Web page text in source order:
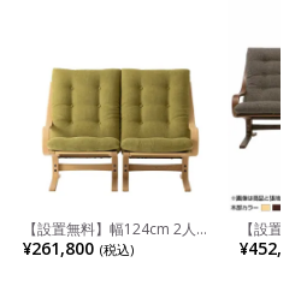
【設置無料】幅124cm 2人掛
け 冨士ファニチア Agio ソフ
ァ 布張り 成形合板 軽量
¥261,800 (税込)
【設置
掛け 冨士
イドソフ